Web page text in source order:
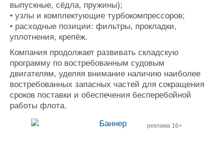
выпускные, сёдла, пружины);
• узлы и комплектующие турбокомпрессоров;
• расходные позиции: фильтры, прокладки,
уплотнения, крепёж.
Компания продолжает развивать складскую
программу по востребованным судовым
двигателям, уделяя внимание наличию наиболее
востребованных запасных частей для сокращения
сроков поставки и обеспечения бесперебойной
работы флота.
реклама 16+